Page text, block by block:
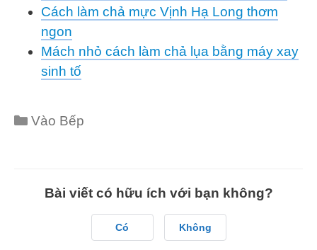
Cách làm chả mực Vịnh Hạ Long thơm
ngon
Mách nhỏ cách làm chả lụa bằng máy xay
sinh tố
Categories
Vào Bếp
Bài viết có hữu ích với bạn không?
Có Không